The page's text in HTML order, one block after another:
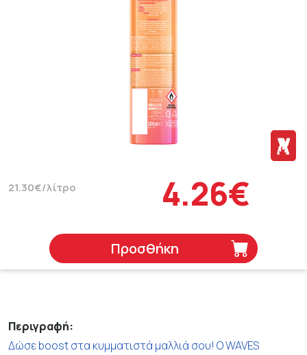
21.30€/λίτρο 4.26€
Προσθήκη
Περιγραφή:
Δώσε boost στα κυμματιστά μαλλιά σου! Ο WAVES